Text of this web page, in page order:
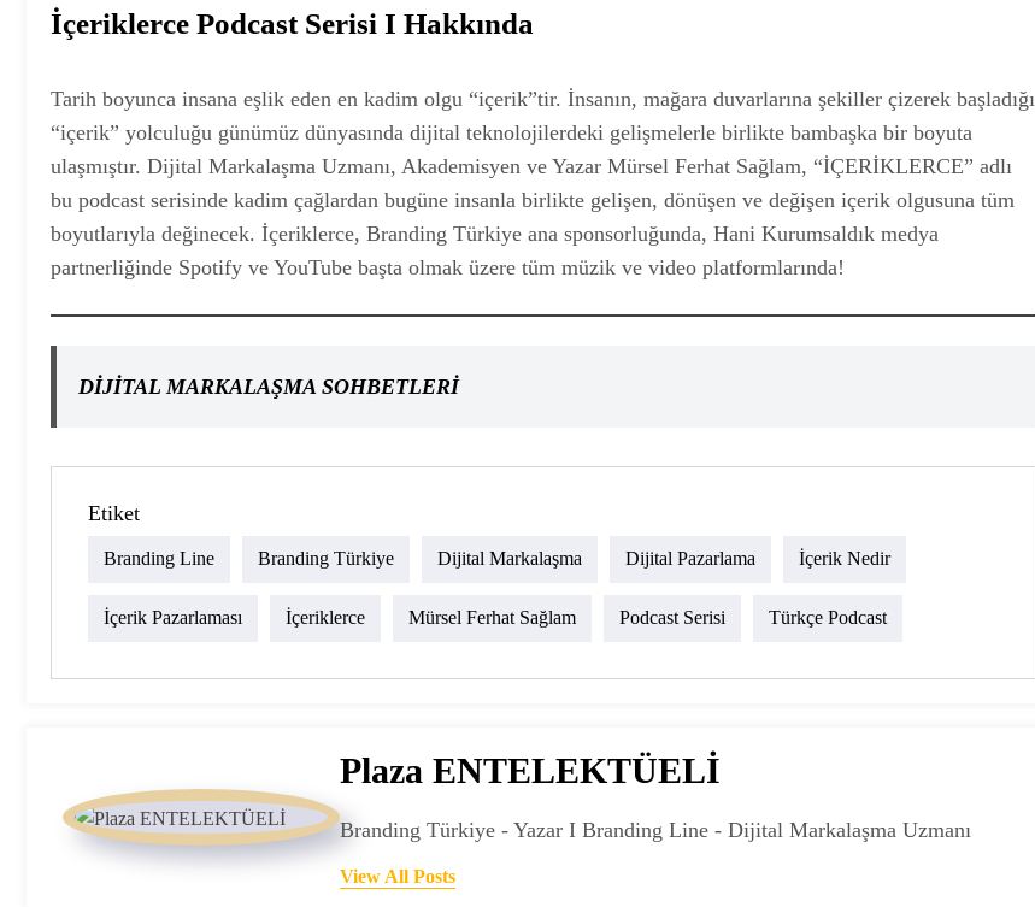
İçeriklerce Podcast Serisi I Hakkında
Tarih boyunca insana eşlik eden en kadim olgu “içerik”tir. İnsanın, mağara duvarlarına şekiller çizerek başladığı
“içerik” yolculuğu günümüz dünyasında dijital teknolojilerdeki gelişmelerle birlikte bambaşka bir boyuta
ulaşmıştır. Dijital Markalaşma Uzmanı, Akademisyen ve Yazar Mürsel Ferhat Sağlam, “İÇERİKLERCE” adlı
bu podcast serisinde kadim çağlardan bugüne insanla birlikte gelişen, dönüşen ve değişen içerik olgusuna tüm
boyutlarıyla değinecek. İçeriklerce, Branding Türkiye ana sponsorluğunda, Hani Kurumsaldık medya
partnerliğinde Spotify ve YouTube başta olmak üzere tüm müzik ve video platformlarında!
DİJİTAL MARKALAŞMA SOHBETLERİ
Etiket
Branding Line Branding Türkiye Dijital Markalaşma Dijital Pazarlama İçerik Nedir
İçerik Pazarlaması İçeriklerce Mürsel Ferhat Sağlam Podcast Serisi Türkçe Podcast
Plaza ENTELEKTÜELİ
Branding Türkiye - Yazar I Branding Line - Dijital Markalaşma Uzmanı
View All Posts